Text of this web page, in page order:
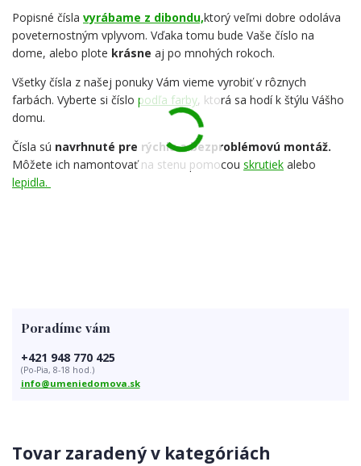
Popisné čísla vyrábame z dibondu,ktorý veľmi dobre odoláva
poveternostným vplyvom. Vďaka tomu bude Vaše číslo na
dome, alebo plote krásne aj po mnohých rokoch.
Všetky čísla z našej ponuky Vám vieme vyrobiť v rôznych
farbách. Vyberte si číslo podľa farby, ktorá sa hodí k štýlu Vášho
domu.
Čísla sú navrhnuté pre rýchlu a bezproblémovú montáž.
Môžete ich namontovať na stenu pomocou skrutiek alebo
lepidla.
Tovar zaradený v kategóriách
Poradíme vám
+421 948 770 425
(Po-Pia, 8-18 hod.)
info@umeniedomova.sk